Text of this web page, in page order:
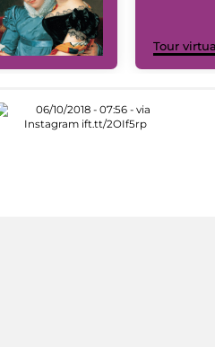
Tour